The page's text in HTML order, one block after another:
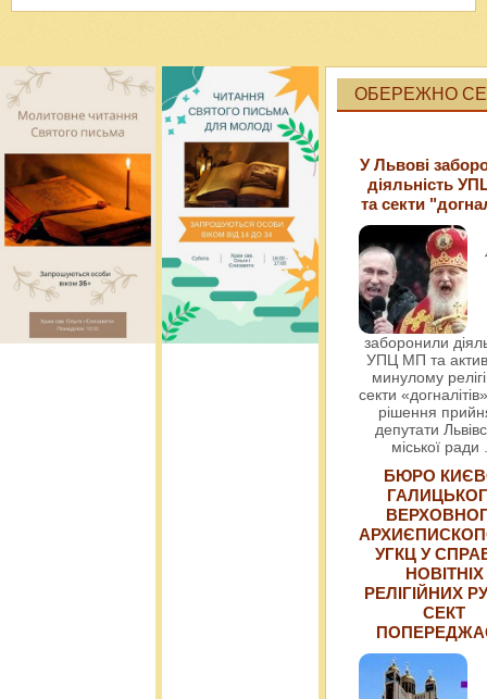
ОБЕРЕЖНО
У Львові
діяльність
та секти
заборонили
УПЦ МП та
минулому
секти
рішення
депутати
міської ради
БЮРО
УГКЦ У
НОВІТНІХ
РЕЛІГІЙНИХ
СЕКТ